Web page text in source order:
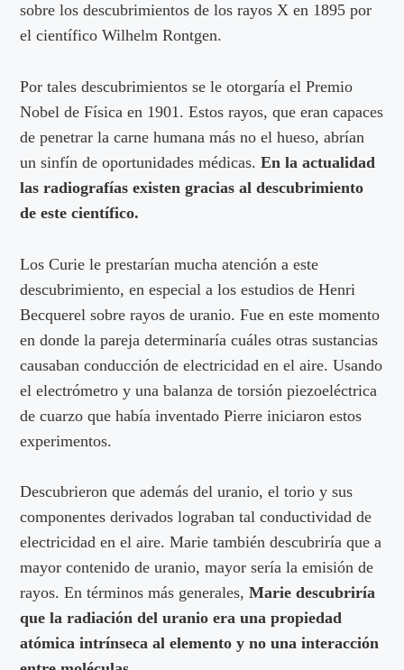
sobre los descubrimientos de los rayos X en 1895 por
el científico Wilhelm Rontgen.
Por tales descubrimientos se le otorgaría el Premio
Nobel de Física en 1901. Estos rayos, que eran capaces
de penetrar la carne humana más no el hueso, abrían
un sinfín de oportunidades médicas.En la actualidad
las radiografías existen gracias al descubrimiento
de este científico.
Los Curie le prestarían mucha atención a este
descubrimiento, en especial a los estudios de Henri
Becquerel sobre rayos de uranio. Fue en este momento
en donde la pareja determinaría cuáles otras sustancias
causaban conducción de electricidad en el aire. Usando
el electrómetro y una balanza de torsión piezoeléctrica
de cuarzo que había inventado Pierre iniciaron estos
experimentos.
Descubrieron que además del uranio, el torio y sus
componentes derivados lograban tal conductividad de
electricidad en el aire. Marie también descubriría que a
mayor contenido de uranio, mayor sería la emisión de
rayos. En términos más generales,Marie descubriría
que la radiación del uranio era una propiedad
atómica intrínseca al elemento y no una interacción